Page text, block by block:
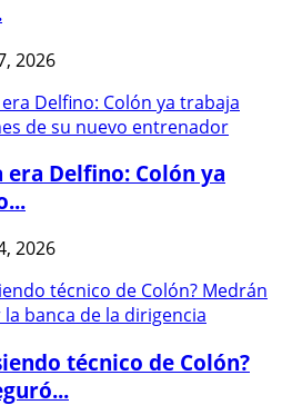
2026
era Delfino: Colón ya
2026
técnico de Colón?